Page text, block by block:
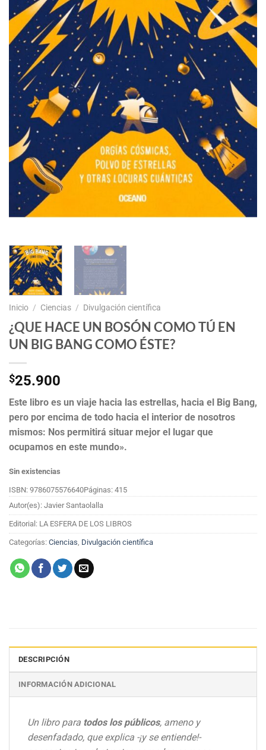
Inicio / Ciencias / Divulgación científica
¿QUE HACE UN BOSÓN COMO TÚ EN
UN BIG BANG COMO ÉSTE?
$25.900
Este libro es un viaje hacia las estrellas, hacia el Big Bang,
pero por encima de todo hacia el interior de nosotros
mismos: Nos permitirá situar mejor el lugar que
ocupamos en este mundo».
Sin existencias
ISBN: 9786075576640Páginas: 415
Autor(es): Javier Santaolalla
Editorial: LA ESFERA DE LOS LIBROS
Categorías: Ciencias Divulgación científica
DESCRIPCIÓN
INFORMACIÓN ADICIONAL
Un libro para todos los públicos, ameno y
desenfadado, que explica -¡y se entiende!-